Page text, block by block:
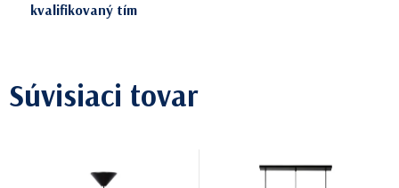
kvalifikovaný tím
Súvisiaci tovar